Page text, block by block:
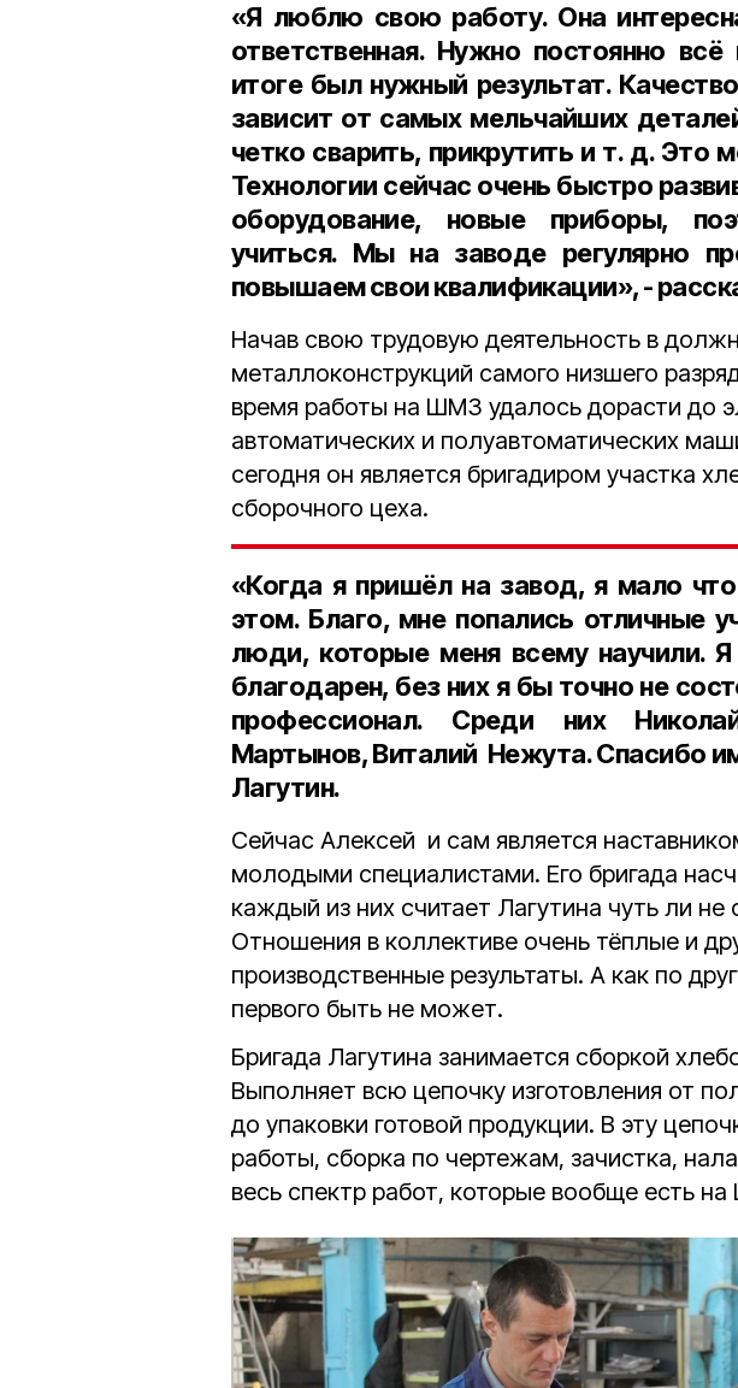
«Я люблю свою работу. Она
ответственная. Нужно постоянно
итоге был нужный результат.
зависит от самых мельчайших
четко сварить, прикрутить и т. д. Это
Технологии сейчас очень быстро
оборудование, новые приборы,
учиться. Мы на заводе регулярно
повышаем свои квалификации», -
Начав свою трудовую деятельность в
металлоконструкций самого низшего
время работы на ШМЗ удалось дорасти до
автоматических и полуавтоматических
сегодня он является бригадиром участка
сборочного цеха.
«Когда я пришёл на завод, я мало
этом. Благо, мне попались отличные
люди, которые меня всему научили.
благодарен, без них я бы точно не
профессионал. Среди них
Мартынов, Виталий Нежута. Спасибо
Лагутин.
Сейчас Алексей и сам является
молодыми специалистами. Его бригада
каждый из них считает Лагутина чуть ли
Отношения в коллективе очень тёплые и
производственные результаты. А как по
первого быть не может.
Бригада Лагутина занимается сборкой
Выполняет всю цепочку изготовления от
до упаковки готовой продукции. В эту
работы, сборка по чертежам, зачистка,
весь спектр работ, которые вообще есть